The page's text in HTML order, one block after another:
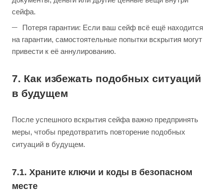
сейфа.
Потеря гарантии: Если ваш сейф всё ещё находится
на гарантии, самостоятельные попытки вскрытия могут
привести к её аннулированию.
7. Как избежать подобных ситуаций
в будущем
После успешного вскрытия сейфа важно предпринять
меры, чтобы предотвратить повторение подобных
ситуаций в будущем.
7.1. Храните ключи и коды в безопасном
месте